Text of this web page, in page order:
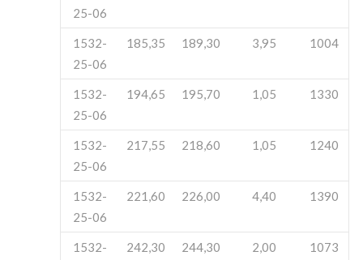
25-06
1532-
25-06
185,35 189,30 3,95 1004
1532-
25-06
194,65 195,70 1,05 1330
1532-
25-06
217,55 218,60 1,05 1240
1532-
25-06
221,60 226,00 4,40 1390
1532-
242,30 244,30 2,00 1073